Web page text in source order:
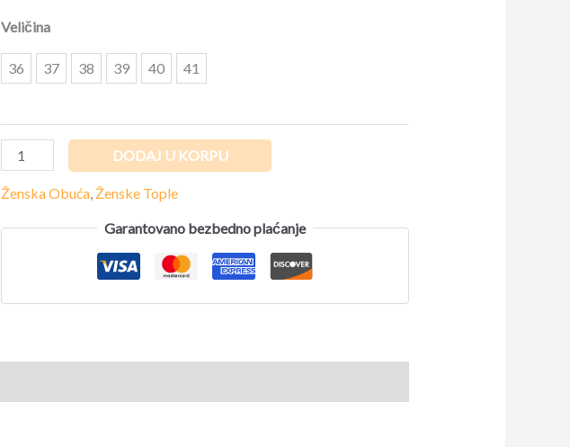
Veličina
36 37 38 39 40 41
DODAJ U KORPU
Ženska Obuća, Ženske Tople
Garantovano bezbedno plaćanje